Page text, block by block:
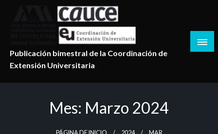
Publicación bimestral de la Coordinación de
Extensión Universitaria
Mes: Marzo 2024